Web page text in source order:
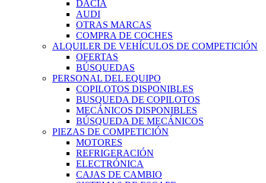
DACIA
AUDI
OTRAS MARCAS
COMPRA DE COCHES
ALQUILER DE VEHÍCULOS DE COMPETICIÓN
OFERTAS
BÚSQUEDAS
PERSONAL DEL EQUIPO
COPILOTOS DISPONIBLES
BUSQUEDA DE COPILOTOS
MECÁNICOS DISPONIBLES
BÚSQUEDA DE MECÁNICOS
PIEZAS DE COMPETICIÓN
MOTORES
REFRIGERACIÓN
ELECTRÓNICA
CAJAS DE CAMBIO